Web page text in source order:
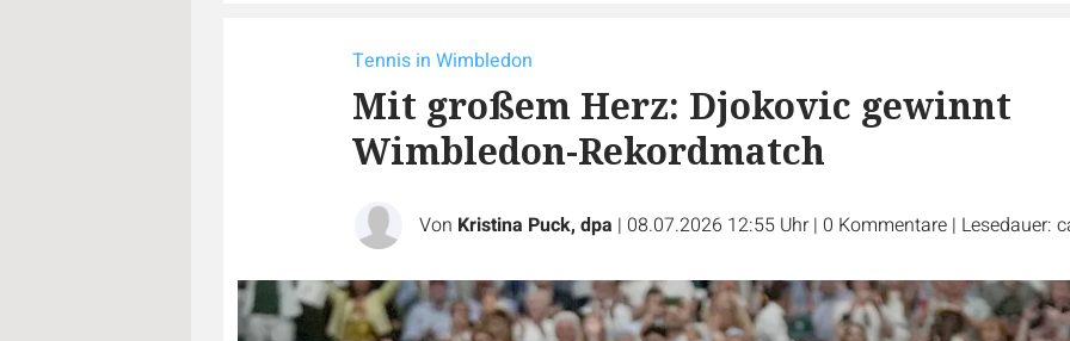
Tennis in Wimbledon
Mit großem Herz: Djokovic gewinnt
Wimbledon-Rekordmatch
Von Kristina Puck, dpa | 08.07.2026 12:55 Uhr | 0 Kommentare | Lesedauer: